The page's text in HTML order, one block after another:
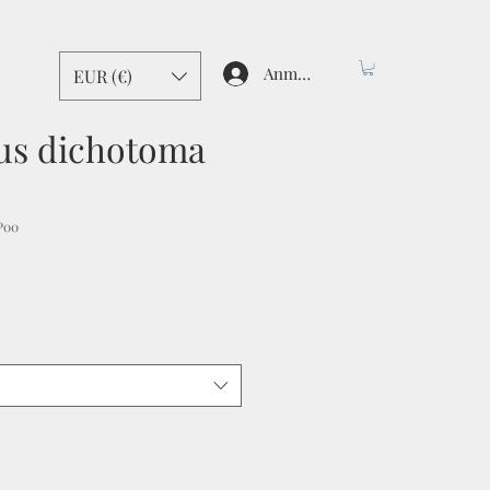
Anmelden
EUR (€)
dichotoma